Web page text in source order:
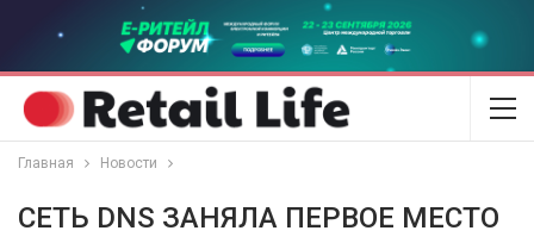
Главная Новости
СЕТЬ DNS ЗАНЯЛА ПЕРВОЕ МЕСТО